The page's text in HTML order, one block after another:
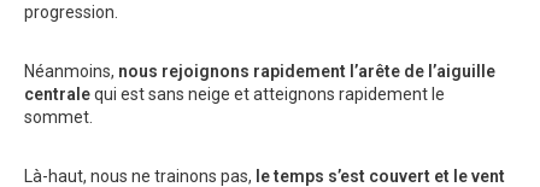
progression.
Néanmoins, nous rejoignons rapidement l’arête de l’aiguille
centralequi est sans neige et atteignons rapidement le
sommet.
Là-haut, nous ne trainons pas, le temps s’est couvert et le vent